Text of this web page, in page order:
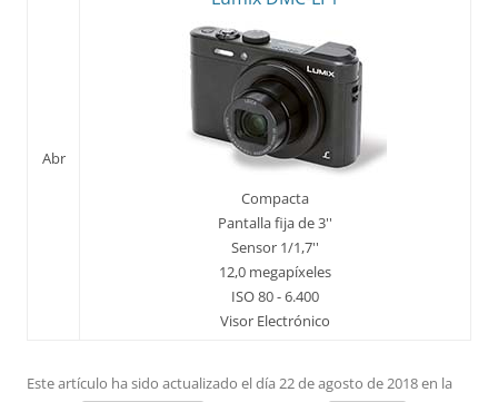
Abr
Compacta
Pantalla fija de 3''
Sensor 1/1,7''
12,0 megapíxeles
ISO 80 - 6.400
Visor Electrónico
Este artículo ha sido actualizado el día 22 de agosto de 2018 en la